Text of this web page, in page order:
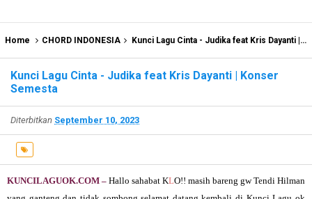
Home CHORD INDONESIA Kunci Lagu Cinta - Judika feat Kris Dayanti | Konser Semesta
Kunci Lagu Cinta - Judika feat Kris Dayanti | Konser
Semesta
Diterbitkan September 10, 2023
KUNCILAGUOK.COM – Hallo sahabat KLO!! masih bareng gw Tendi Hilman